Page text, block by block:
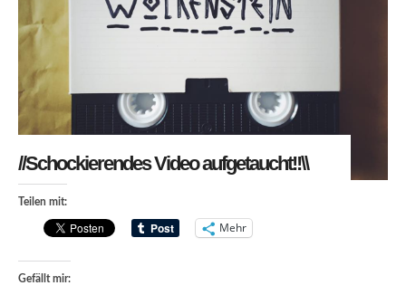
//Schockierendes Video aufgetaucht!!\\
Teilen mit:
Mehr
Gefällt mir: